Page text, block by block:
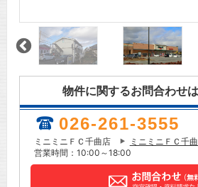
物件に関するお問合わせ
026-261-3555
ミニミニＦＣ千曲店
ミニミニＦＣ千
営業時間：10:00～18:00